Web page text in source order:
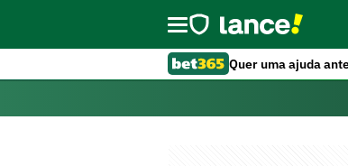
Quer uma ajuda